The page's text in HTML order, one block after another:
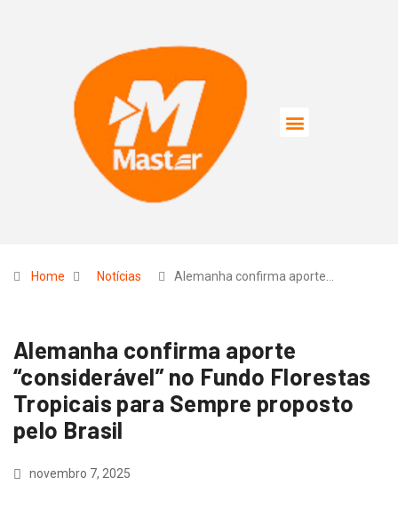
Home Notícias Alemanha confirma aporte…
Alemanha confirma aporte
“considerável” no Fundo Florestas
Tropicais para Sempre proposto
pelo Brasil
novembro 7, 2025